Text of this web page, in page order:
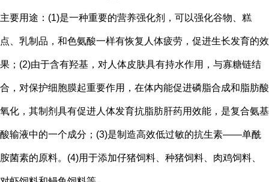
主要用途：(1)是一种重要的营养强化剂，可以强化谷物、糕
点、乳制品，和色氨酸一样有恢复人体疲劳，促进生长发育的效
果；(2)由于含有羟基，对人体皮肤具有持水作用，与寡糖链结
合，对保护细胞膜起重要作用，在体内能促进磷脂合成和脂肪酸
氧化，其制剂具有促进人体发育抗脂肪肝药用效能，是复合氨基
酸输液中的一个成分；(3)是制造高效低过敏的抗生素――单酰
胺菌素的原料。(4)用于添加仔猪饲料、种猪饲料、肉鸡饲料、